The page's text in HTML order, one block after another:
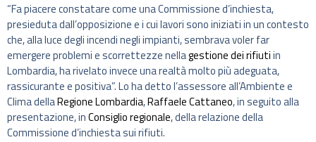
“Fa piacere constatare come una Commissione d’inchiesta,
presieduta dall’opposizione e i cui lavori sono iniziati in un contesto
che, alla luce degli incendi negli impianti, sembrava voler far
emergere problemi e scorrettezze nellagestione dei rifiutiin
Lombardia, ha rivelato invece una realtà molto più adeguata,
rassicurante e positiva”. Lo ha detto l’assessore all’Ambiente e
Clima dellaRegione Lombardia,Raffaele Cattaneo, in seguito alla
presentazione, inConsiglio regionale, della relazione della
Commissione d’inchiesta sui rifiuti.